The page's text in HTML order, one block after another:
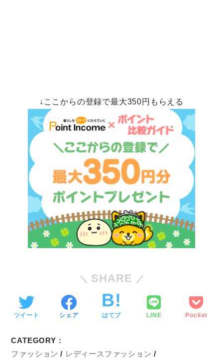
↓ここからの登録で最大350円もらえる
SHARE
ツイート シェア はてブ LINE Pocket
CATEGORY :
ファッション
レディースファッション